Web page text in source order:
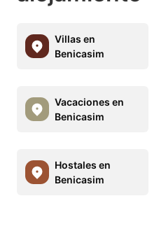
Villas en
Benicasim
Vacaciones en
Benicasim
Hostales en
Benicasim